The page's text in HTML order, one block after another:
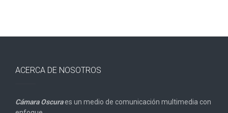
ACERCA DE NOSOTROS
Cámara Oscuraes un medio de comunicación multimedia con